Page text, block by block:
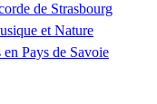
de Strasbourg
et Nature
en Pays de Savoie